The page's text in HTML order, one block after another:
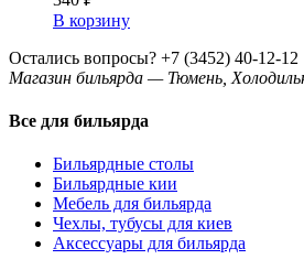
В корзину
Остались вопросы? +7 (3452) 40-12-12
Магазин бильярда — Тюмень,
Все для бильярда
Бильярдные столы
Бильярдные кии
Мебель для бильярда
Чехлы, тубусы для киев
Аксессуары для бильярда